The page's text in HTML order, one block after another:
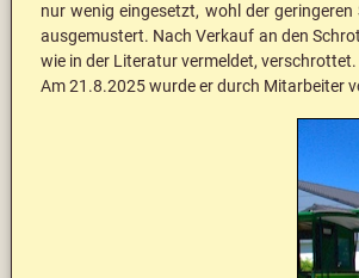
nur wenig eingesetzt, wohl der
ausgemustert. Nach Verkauf an den
wie in der Literatur vermeldet, verschrottet.
Am 21.8.2025 wurde er durch Mitarbeiter